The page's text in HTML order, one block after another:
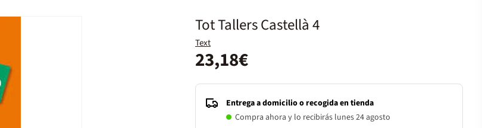
Tot Tallers Castellà 4
Text
23,18€
Entrega a domicilio o recogida en tienda
Compra ahora y lo recibirás lunes 24 agosto